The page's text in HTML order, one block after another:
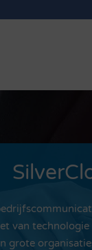
van technologie
grote